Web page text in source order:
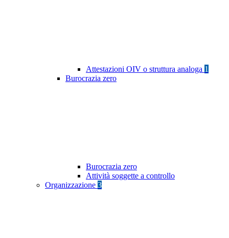
Attestazioni OIV o struttura analoga 1
Burocrazia zero
Burocrazia zero
Attività soggette a controllo
Organizzazione 3